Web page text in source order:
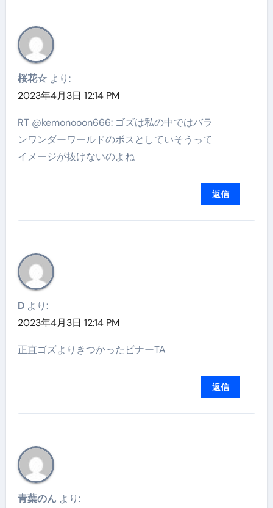
桜花☆ より:
2023年4月3日 12:14 PM
RT @kemonooon666: ゴズは私の中ではバラ
ンワンダーワールドのボスとしていそうって
イメージが抜けないのよね
返信
D より:
2023年4月3日 12:14 PM
正直ゴズよりきつかったビナーTA
返信
青葉のん より: